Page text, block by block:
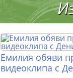
Емилия обяви
видеоклипа с